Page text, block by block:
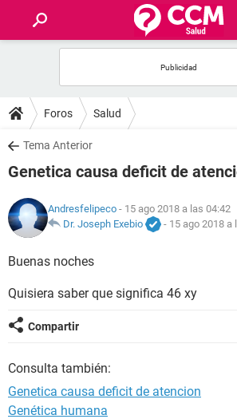
FOROS
SALUD
NUTRICIÓN
BIENESTAR
Foros Salud
Tema Anterior
Genetica causa deficit de
Andresfelipeco - 15 ago 2018 a las 04:42
Dr. Joseph Exebio
- 15 ago 2018 a
Buenas noches
Quisiera saber que significa 46 xy
Compartir
Consulta también:
Genetica causa deficit de atencion
Genética humana